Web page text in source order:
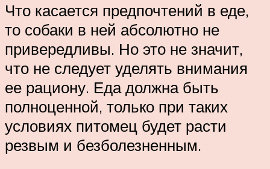
Что касается предпочтений в еде,
то собаки в ней абсолютно не
привередливы. Но это не значит,
что не следует уделять внимания
ее рациону. Еда должна быть
полноценной, только при таких
условиях питомец будет расти
резвым и безболезненным.